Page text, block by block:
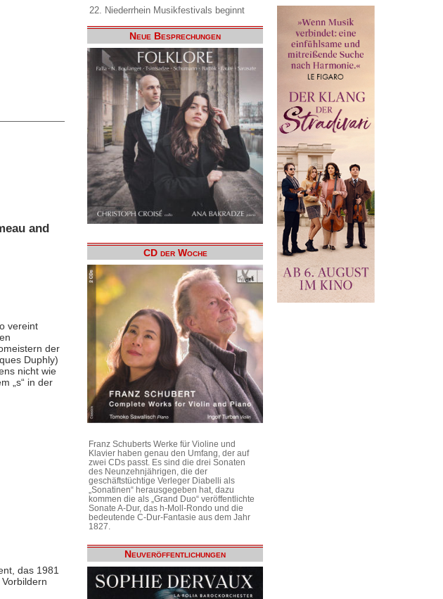
and
vereint
der
Duphly)
nicht wie
„s“ in der
das 1981
22. Niederrhein Musikfestivals beginnt
Neue Besprechungen
CD der Woche
Franz Schuberts Werke für Violine und
Klavier haben genau den Umfang, der auf
zwei CDs passt. Es sind die drei Sonaten
des Neunzehnjährigen, die der
geschäftstüchtige Verleger Diabelli als
„Sonatinen“ herausgegeben hat, dazu
kommen die als „Grand Duo“ veröffentlichte
Sonate A-Dur, das h-Moll-Rondo und die
bedeutende C-Dur-Fantasie aus dem Jahr
1827.
Neuveröffentlichungen